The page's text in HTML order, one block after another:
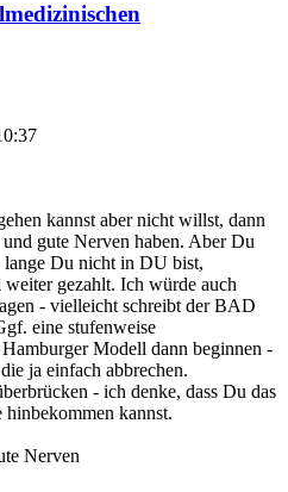
kannst aber nicht willst, dann
gute Nerven haben. Aber Du
lange Du nicht in DU bist,
gezahlt. Ich würde auch
- vielleicht schreibt der BAD
eine stufenweise
Modell dann beginnen -
ja einfach abbrechen.
- ich denke, dass Du das
hinbekommen kannst.
Nerven